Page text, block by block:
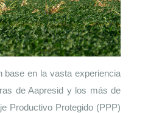
base en la vasta experiencia
de Aapresid y los más de
Productivo Protegido (PPP)